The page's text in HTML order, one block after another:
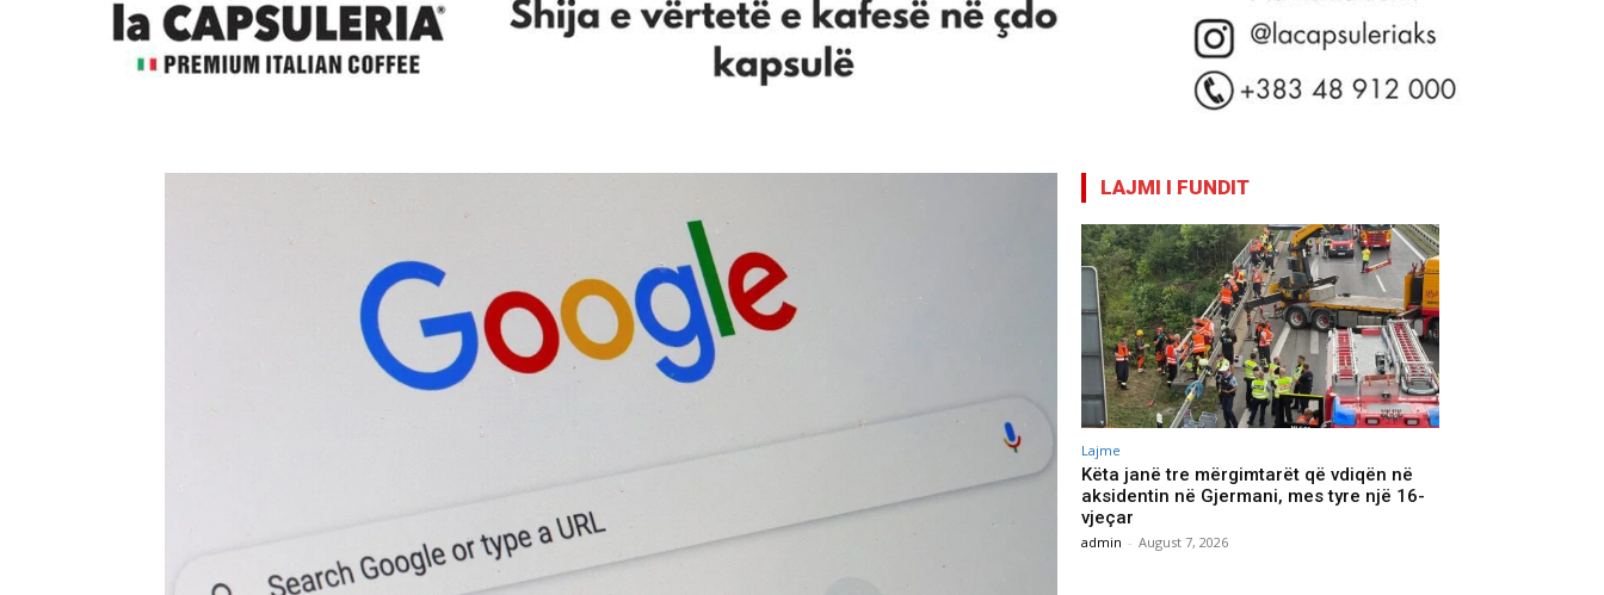
LAJMI I FUNDIT
Lajme
Këta janë tre mërgimtarët që vdiqën në
aksidentin në Gjermani, mes tyre një 16-
vjeçar
admin - August 7, 2026